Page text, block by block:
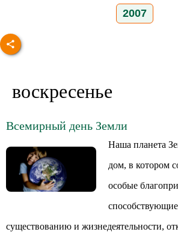
2007
воскресенье
Всемирный день Земли
Наша планета
дом, в котором
особые
существованию и жизнедеятельности,